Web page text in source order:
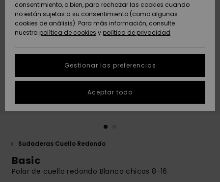
Novedades
Destacados
Novedades
Destacados
Comunidad
AYUDA &
CONTACTO
Protección de
datos
personales
Inicia una
conversación
más rápida a
SOSTENIBILIDAD
Sudaderas Cuello Redondo
Basic
Polar de cuello redondo Blanco chicos 8-16
consentimiento, o bien, para rechazar las cookies cuando
no están sujetas a su consentimiento (como algunas
cookies de análisis). Para más información, consulte
nuestra política de cookies y política de privacidad
Gestionar las preferencias
Aceptar todo